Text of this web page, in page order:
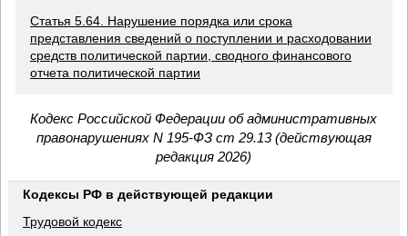
Статья 5.64. Нарушение порядка или срока
представления сведений о поступлении и расходовании
средств политической партии, сводного финансового
отчета политической партии
Кодекс Российской Федерации об административных
правонарушениях N 195-ФЗ ст 29.13 (действующая
редакция 2026)
Кодексы РФ в действующей редакции
Трудовой кодекс